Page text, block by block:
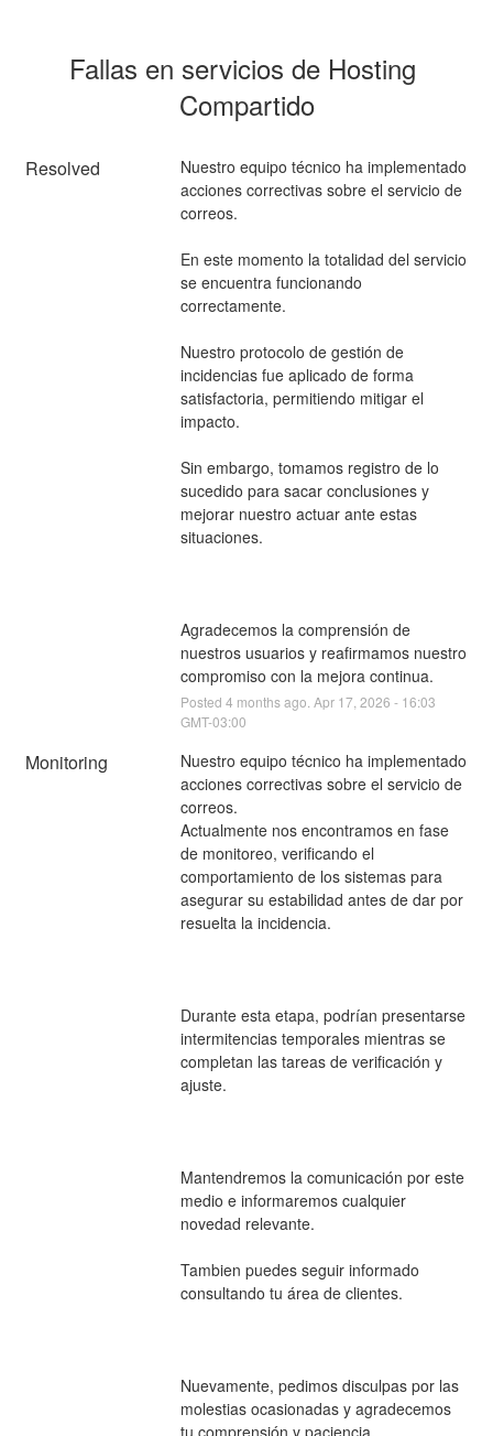
Fallas en servicios de Hosting
Compartido
Resolved
Nuestro equipo técnico ha implementado
acciones correctivas sobre el servicio de
correos.
En este momento la totalidad del servicio
se encuentra funcionando
correctamente.
Nuestro protocolo de gestión de
incidencias fue aplicado de forma
satisfactoria, permitiendo mitigar el
impacto.
Sin embargo, tomamos registro de lo
sucedido para sacar conclusiones y
mejorar nuestro actuar ante estas
situaciones.
Agradecemos la comprensión de
nuestros usuarios y reafirmamos nuestro
compromiso con la mejora continua.
Posted 4 months ago. Apr 17 2026 - 16:03
GMT-03:00
Monitoring
Nuestro equipo técnico ha implementado
acciones correctivas sobre el servicio de
correos.
Actualmente nos encontramos en fase
de monitoreo, verificando el
comportamiento de los sistemas para
asegurar su estabilidad antes de dar por
resuelta la incidencia.
Durante esta etapa, podrían presentarse
intermitencias temporales mientras se
completan las tareas de verificación y
ajuste.
Mantendremos la comunicación por este
medio e informaremos cualquier
novedad relevante.
Tambien puedes seguir informado
consultando tu área de clientes.
Nuevamente, pedimos disculpas por las
molestias ocasionadas y agradecemos
tu comprensión y paciencia.